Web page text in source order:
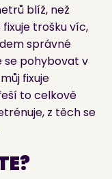
blíž, než
trošku víc,
správné
se pohybovat v
fixuje
to celkově
z těch se